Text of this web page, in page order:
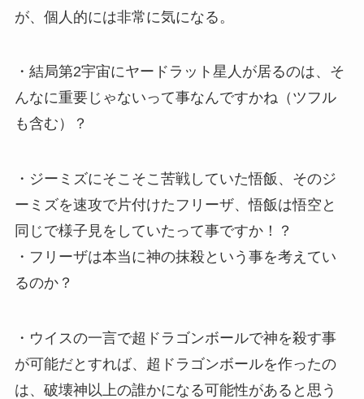
が、個人的には非常に気になる。
・結局第2宇宙にヤードラット星人が居るのは、そ
んなに重要じゃないって事なんですかね（ツフル
も含む）？
・ジーミズにそこそこ苦戦していた悟飯、そのジ
ーミズを速攻で片付けたフリーザ、悟飯は悟空と
同じで様子見をしていたって事ですか！？
・フリーザは本当に神の抹殺という事を考えてい
るのか？
・ウイスの一言で超ドラゴンボールで神を殺す事
が可能だとすれば、超ドラゴンボールを作ったの
は、破壊神以上の誰かになる可能性があると思う